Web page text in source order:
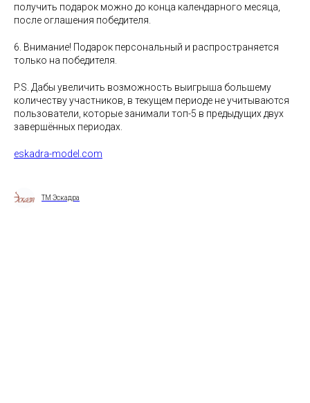
получить подарок можно до конца календарного месяца,
после оглашения победителя.
6. Внимание! Подарок персональный и распространяется
только на победителя.
P.S. Дабы увеличить возможность выигрыша большему
количеству участников, в текущем периоде не учитываются
пользователи, которые занимали топ-5 в предыдущих двух
завершённых периодах.
eskadra-model.com
ТМ Эскадра